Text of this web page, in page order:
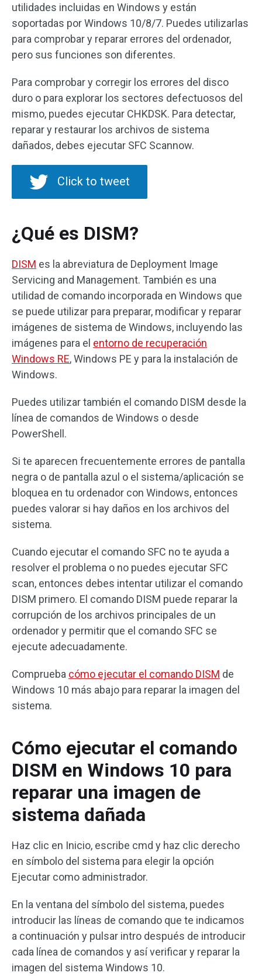
utilidades incluidas en Windows y están
soportadas por Windows 10/8/7. Puedes utilizarlas
para comprobar y reparar errores del ordenador,
pero sus funciones son diferentes.
Para comprobar y corregir los errores del disco
duro o para explorar los sectores defectuosos del
mismo, puedes ejecutar CHKDSK. Para detectar,
reparar y restaurar los archivos de sistema
dañados, debes ejecutar SFC Scannow.
Click to tweet
¿Qué es DISM?
DISM es la abreviatura de Deployment Image
Servicing and Management. También es una
utilidad de comando incorporada en Windows que
se puede utilizar para preparar, modificar y reparar
imágenes de sistema de Windows, incluyendo las
imágenes para el entorno de recuperación
Windows RE, Windows PE y para la instalación de
Windows.
Puedes utilizar también el comando DISM desde la
línea de comandos de Windows o desde
PowerShell.
Si te aparecen frecuentemente errores de pantalla
negra o de pantalla azul o el sistema/aplicación se
bloquea en tu ordenador con Windows, entonces
puedes valorar si hay daños en los archivos del
sistema.
Cuando ejecutar el comando SFC no te ayuda a
resolver el problema o no puedes ejecutar SFC
scan, entonces debes intentar utilizar el comando
DISM primero. El comando DISM puede reparar la
corrupción de los archivos principales de un
ordenador y permitir que el comando SFC se
ejecute adecuadamente.
Comprueba cómo ejecutar el comando DISM de
Windows 10 más abajo para reparar la imagen del
sistema.
Cómo ejecutar el comando
DISM en Windows 10 para
reparar una imagen de
sistema dañada
Haz clic en Inicio, escribe cmd y haz clic derecho
en símbolo del sistema para elegir la opción
Ejecutar como administrador.
En la ventana del símbolo del sistema, puedes
introducir las líneas de comando que te indicamos
a continuación y pulsar intro después de introducir
cada línea de comandos y así verificar y reparar la
imagen del sistema Windows 10.